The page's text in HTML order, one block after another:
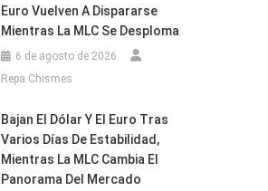
Euro Vuelven A Dispararse
Mientras La MLC Se Desploma
6 de agosto de 2026
Repa Chismes
Bajan El Dólar Y El Euro Tras
Varios Días De Estabilidad,
Mientras La MLC Cambia El
Panorama Del Mercado